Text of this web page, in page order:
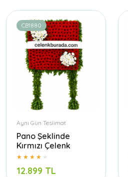
CB1880
Aynı Gün Teslimat
Pano Şeklinde
Kırmızı Çelenk
12.899 TL